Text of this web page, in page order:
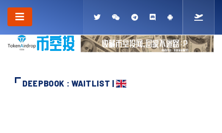
DEEPBOOK : WAITLIST |